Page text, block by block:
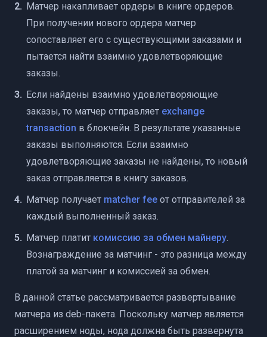
Матчер накапливает ордеры в книге ордеров.
При получении нового ордера матчер
сопоставляет его с существующими заказами и
пытается найти взаимно удовлетворяющие
заказы.
Если найдены взаимно удовлетворяющие
заказы, то матчер отправляет exchange
transaction в блокчейн. В результате указанные
заказы выполняются. Если взаимно
удовлетворяющие заказы не найдены, то новый
заказ отправляется в книгу заказов.
Матчер получает matcher fee от отправителей за
каждый выполненный заказ.
Матчер платит комиссию за обмен майнеру.
Вознаграждение за матчинг - это разница между
платой за матчинг и комиссией за обмен.
В данной статье рассматривается развертывание
матчера из deb-пакета. Поскольку матчер является
расширением ноды, нода должна быть развернута